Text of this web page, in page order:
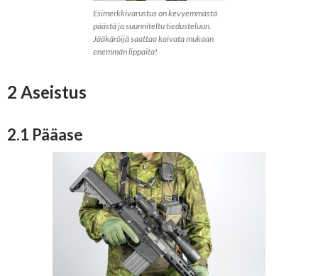
Esimerkkivarustus on kevyemmästä
päästä ja suunniteltu tiedusteluun.
Jääkäröijä saattaa kaivata mukaan
enemmän lippaita!
2 Aseistus
2.1 Pääase